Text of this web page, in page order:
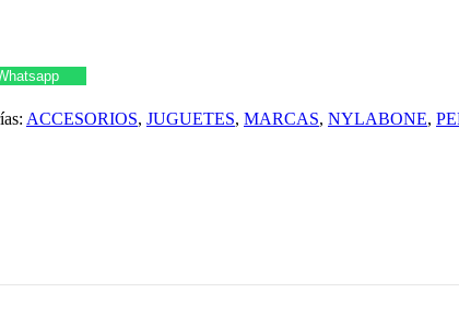
ACCESORIOS, JUGUETES, MARCAS, NYLABONE,